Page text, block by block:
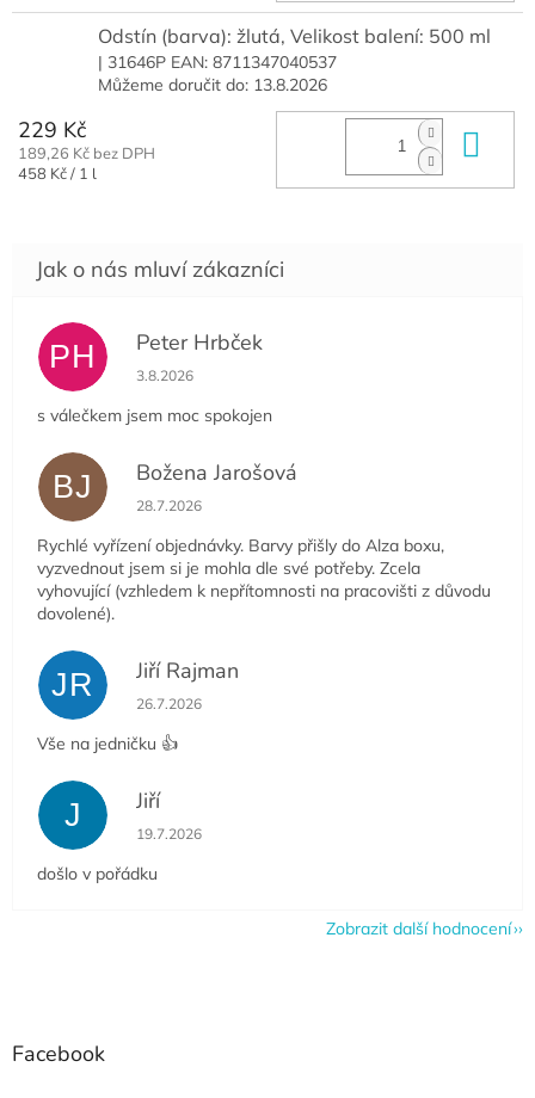
Odstín (barva): žlutá, Velikost balení: 500 ml
| 31646P EAN: 8711347040537
Můžeme doručit do: 13.8.2026
229 Kč
189,26 Kč bez DPH
Měrná
458 Kč / 1 l
PH Peter Hrbček
Hodnocení obchodu je 5 z 5 hvězdiček.
3.8.2026
s válečkem jsem moc spokojen
BJ Božena Jarošová
Hodnocení obchodu je 5 z 5 hvězdiček.
28.7.2026
Rychlé vyřízení objednávky. Barvy přišly do Alza boxu,
vyzvednout jsem si je mohla dle své potřeby. Zcela
vyhovující (vzhledem k nepřítomnosti na pracovišti z důvodu
dovolené).
JR Jiří Rajman
Hodnocení obchodu je 5 z 5 hvězdiček.
26.7.2026
Vše na jedničku 👍
J Jiří
Hodnocení obchodu je 5 z 5 hvězdiček.
19.7.2026
došlo v pořádku
Zobrazit další hodnocení
Facebook